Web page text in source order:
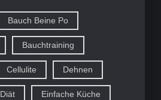
Bauch Beine Po
Bauchtraining
Cellulite Dehnen
Diät Einfache Küche